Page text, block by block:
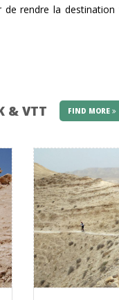
rendre la
& VTT FIND MORE